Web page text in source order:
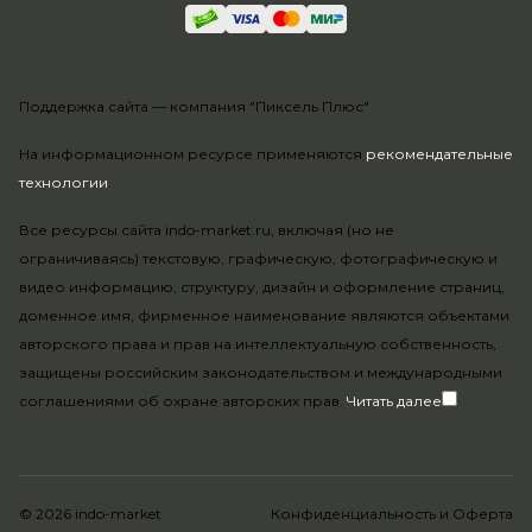
На информационном ресурсе применяются рекомендательные
технологии.
Все ресурсы сайта indo-market.ru, включая (но не
ограничиваясь) текстовую, графическую, фотографическую и
видео информацию, структуру, дизайн и оформление страниц,
доменное имя, фирменное наименование являются объектами
авторского права и прав на интеллектуальную собственность,
защищены российским законодательством и международными
соглашениями об охране авторских прав. Читать далее
Поддержка сайта — компания "Пиксель Плюс"
© 2026 indo-market Конфиденциальность и Оферта